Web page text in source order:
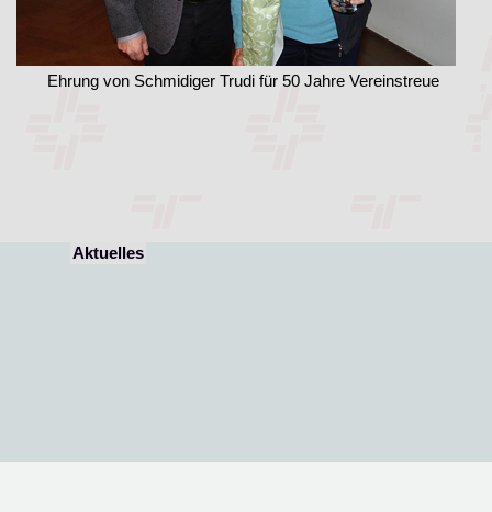
Ehrung von Schmidiger Trudi für 50 Jahre Vereinstreue
Aktuelles